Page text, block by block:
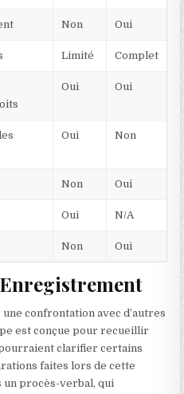
Non Oui
Limité Complet
Oui Oui
Oui Non
Non Oui
Oui N/A
Non Oui
confrontation avec d’autres
est conçue pour recueillir
clarifier certains
faites lors de cette
un procès-verbal, qui